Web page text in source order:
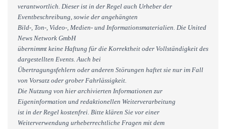
verantwortlich. Dieser ist in der Regel auch Urheber der
Eventbeschreibung, sowie der angehängten
Bild-, Ton-, Video-, Medien- und Informationsmaterialien. Die United
News Network GmbH
übernimmt keine Haftung für die Korrektheit oder Vollständigkeit des
dargestellten Events. Auch bei
Übertragungsfehlern oder anderen Störungen haftet sie nur im Fall
von Vorsatz oder grober Fahrlässigkeit.
Die Nutzung von hier archivierten Informationen zur
Eigeninformation und redaktionellen Weiterverarbeitung
ist in der Regel kostenfrei. Bitte klären Sie vor einer
Weiterverwendung urheberrechtliche Fragen mit dem